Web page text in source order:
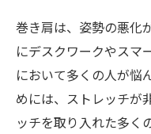
巻き肩は、姿勢の悪化
にデスクワークやスマ
において多くの人が悩
めには、ストレッチが
ッチを取り入れた多く